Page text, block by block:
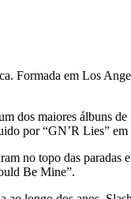
Formada em Los
dos maiores álbuns
por “GN’R Lies”
no topo das paradas
Be Mine”.